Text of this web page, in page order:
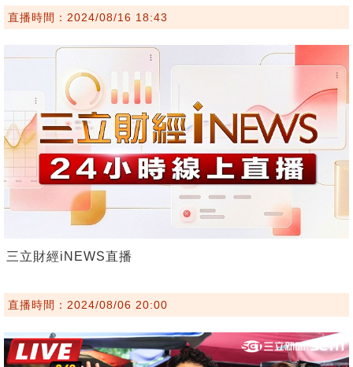
直播時間：2024/08/16 18:43
三立財經iNEWS直播
直播時間：2024/08/06 20:00